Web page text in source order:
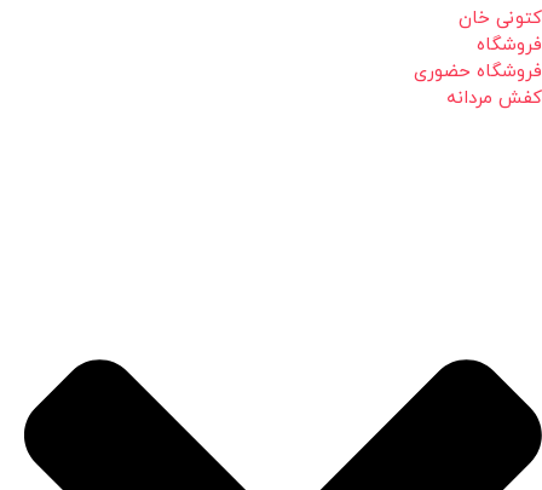
کتونی خان
فروشگاه
فروشگاه حضوری
کفش مردانه